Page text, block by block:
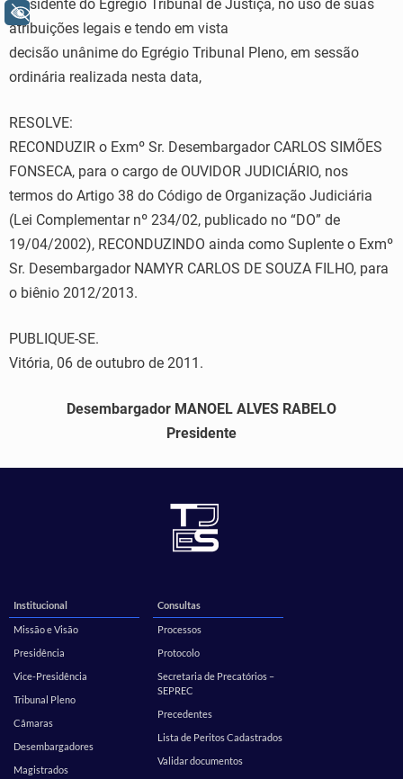
Presidente do Egrégio Tribunal de Justiça, no uso de suas
atribuições legais e tendo em vista
decisão unânime do Egrégio Tribunal Pleno, em sessão
ordinária realizada nesta data,
RESOLVE:
RECONDUZIR o Exmº Sr. Desembargador CARLOS SIMÕES
FONSECA, para o cargo de OUVIDOR JUDICIÁRIO, nos
termos do Artigo 38 do Código de Organização Judiciária
(Lei Complementar nº 234/02, publicado no “DO” de
19/04/2002), RECONDUZINDO ainda como Suplente o Exmº
Sr. Desembargador NAMYR CARLOS DE SOUZA FILHO, para
o biênio 2012/2013.
PUBLIQUE-SE.
Vitória, 06 de outubro de 2011.
Desembargador MANOEL ALVES RABELO
Presidente
Institucional
Missão e Visão
Presidência
Vice-Presidência
Tribunal Pleno
Câmaras
Desembargadores
Magistrados
Consultas
Processos
Protocolo
Secretaria de Precatórios –
SEPREC
Precedentes
Lista de Peritos Cadastrados
Validar documentos
+ Acessibilidade